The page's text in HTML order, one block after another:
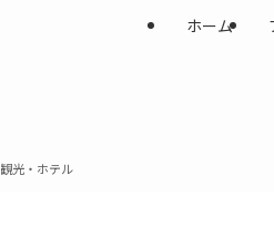
ホーム
光・ホテル